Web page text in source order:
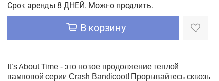
Срок аренды 8 ДНЕЙ. Можно продлить.
В корзину
It’s About Time - это новое продолжение теплой
вамповой серии Crash Bandicoot! Прорывайтесь cквозь